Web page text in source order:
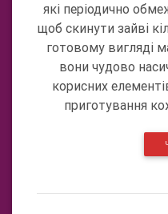
які періодично
щоб скинути зайві
готовому вигляді
вони чудово
корисних
приготування